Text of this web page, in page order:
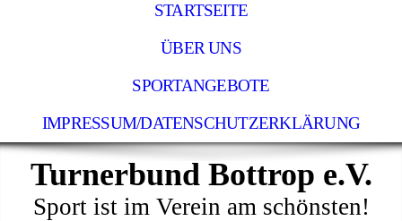
STARTSEITE
ÜBER UNS
SPORTANGEBOTE
IMPRESSUM/DATENSCHUTZERKLÄRUNG
Turnerbund Bottrop e.V.
Sport ist im Verein am schönsten!